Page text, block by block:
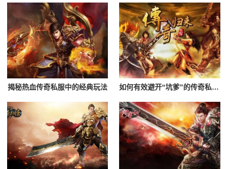
揭秘热血传奇私服中的经典玩法 如何有效避开“坑爹”的传奇私服？辨别黑心服务器的指南